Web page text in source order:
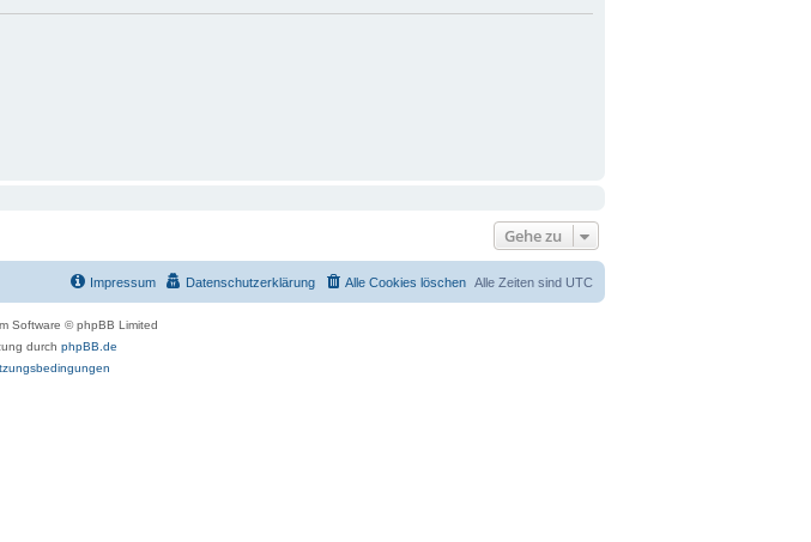
Gehe zu
Alle Zeiten sind UTC
Alle Cookies löschen
Datenschutzerklärung
Impressum
Software © phpBB Limited
durch phpBB.de